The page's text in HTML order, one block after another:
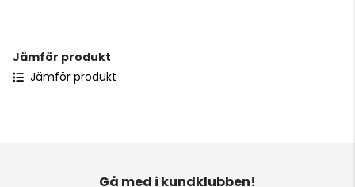
Jämför produkt
Jämför produkt
Gå med i kundklubben!